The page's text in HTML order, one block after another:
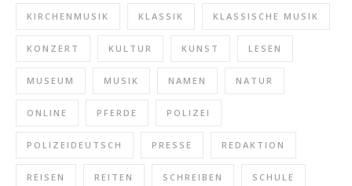
KIRCHENMUSIK KLASSIK KLASSISCHE MUSIK
KONZERT KULTUR KUNST LESEN
MUSEUM MUSIK NAMEN NATUR
ONLINE PFERDE POLIZEI
POLIZEIDEUTSCH PRESSE REDAKTION
REISEN REITEN SCHREIBEN SCHULE